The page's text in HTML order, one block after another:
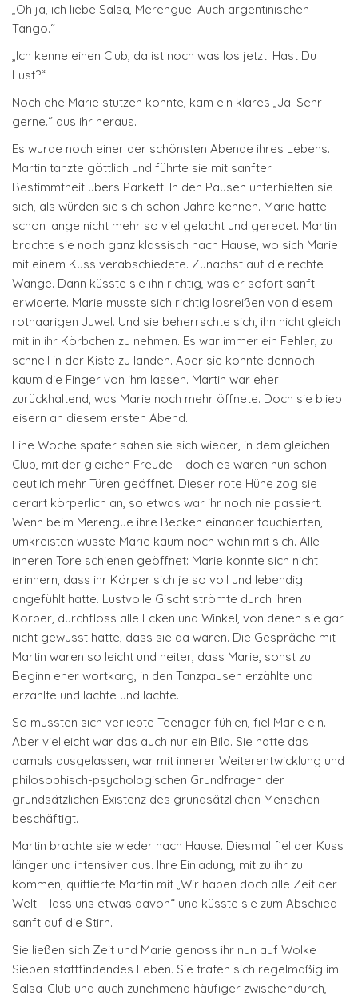
„Oh ja, ich liebe Salsa, Merengue. Auch argentinischen
Tango.“
„Ich kenne einen Club, da ist noch was los jetzt. Hast Du
Lust?“
Noch ehe Marie stutzen konnte, kam ein klares „Ja. Sehr
gerne.“ aus ihr heraus.
Es wurde noch einer der schönsten Abende ihres Lebens.
Martin tanzte göttlich und führte sie mit sanfter
Bestimmtheit übers Parkett. In den Pausen unterhielten sie
sich, als würden sie sich schon Jahre kennen. Marie hatte
schon lange nicht mehr so viel gelacht und geredet. Martin
brachte sie noch ganz klassisch nach Hause, wo sich Marie
mit einem Kuss verabschiedete. Zunächst auf die rechte
Wange. Dann küsste sie ihn richtig, was er sofort sanft
erwiderte. Marie musste sich richtig losreißen von diesem
rothaarigen Juwel. Und sie beherrschte sich, ihn nicht gleich
mit in ihr Körbchen zu nehmen. Es war immer ein Fehler, zu
schnell in der Kiste zu landen. Aber sie konnte dennoch
kaum die Finger von ihm lassen. Martin war eher
zurückhaltend, was Marie noch mehr öffnete. Doch sie blieb
eisern an diesem ersten Abend.
Eine Woche später sahen sie sich wieder, in dem gleichen
Club, mit der gleichen Freude – doch es waren nun schon
deutlich mehr Türen geöffnet. Dieser rote Hüne zog sie
derart körperlich an, so etwas war ihr noch nie passiert.
Wenn beim Merengue ihre Becken einander touchierten,
umkreisten wusste Marie kaum noch wohin mit sich. Alle
inneren Tore schienen geöffnet: Marie konnte sich nicht
erinnern, dass ihr Körper sich je so voll und lebendig
angefühlt hatte. Lustvolle Gischt strömte durch ihren
Körper, durchfloss alle Ecken und Winkel, von denen sie gar
nicht gewusst hatte, dass sie da waren. Die Gespräche mit
Martin waren so leicht und heiter, dass Marie, sonst zu
Beginn eher wortkarg, in den Tanzpausen erzählte und
erzählte und lachte und lachte.
So mussten sich verliebte Teenager fühlen, fiel Marie ein.
Aber vielleicht war das auch nur ein Bild. Sie hatte das
damals ausgelassen, war mit innerer Weiterentwicklung und
philosophisch-psychologischen Grundfragen der
grundsätzlichen Existenz des grundsätzlichen Menschen
beschäftigt.
Martin brachte sie wieder nach Hause. Diesmal fiel der Kuss
länger und intensiver aus. Ihre Einladung, mit zu ihr zu
kommen, quittierte Martin mit „Wir haben doch alle Zeit der
Welt – lass uns etwas davon“ und küsste sie zum Abschied
sanft auf die Stirn.
Sie ließen sich Zeit und Marie genoss ihr nun auf Wolke
Sieben stattfindendes Leben. Sie trafen sich regelmäßig im
Salsa-Club und auch zunehmend häufiger zwischendurch,